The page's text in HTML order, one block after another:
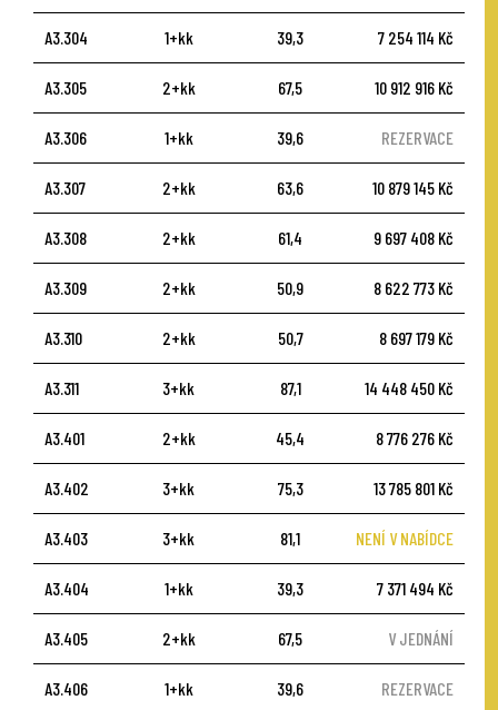
A3.304 1+kk 39,3 7 254 114 Kč
A3.305 2+kk 67,5 10 912 916 Kč
A3.306 1+kk 39,6 REZERVACE
A3.307 2+kk 63,6 10 879 145 Kč
A3.308 2+kk 61,4 9 697 408 Kč
A3.309 2+kk 50,9 8 622 773 Kč
A3.310 2+kk 50,7 8 697 179 Kč
A3.311 3+kk 87,1 14 448 450 Kč
A3.401 2+kk 45,4 8 776 276 Kč
A3.402 3+kk 75,3 13 785 801 Kč
A3.403 3+kk 81,1 NENÍ V NABÍDCE
A3.404 1+kk 39,3 7 371 494 Kč
A3.405 2+kk 67,5 V JEDNÁNÍ
A3.406 1+kk 39,6 REZERVACE